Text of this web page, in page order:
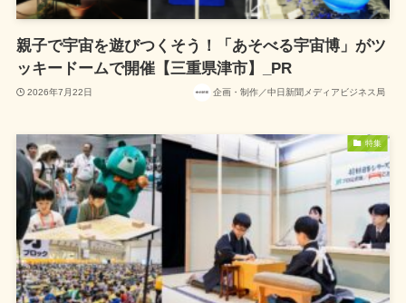
親子で宇宙を遊びつくそう！「あそべる宇宙博」がツ
ッキードームで開催【三重県津市】_PR
2026年7月22日 企画・制作／中日新聞メディアビジネス局
特集